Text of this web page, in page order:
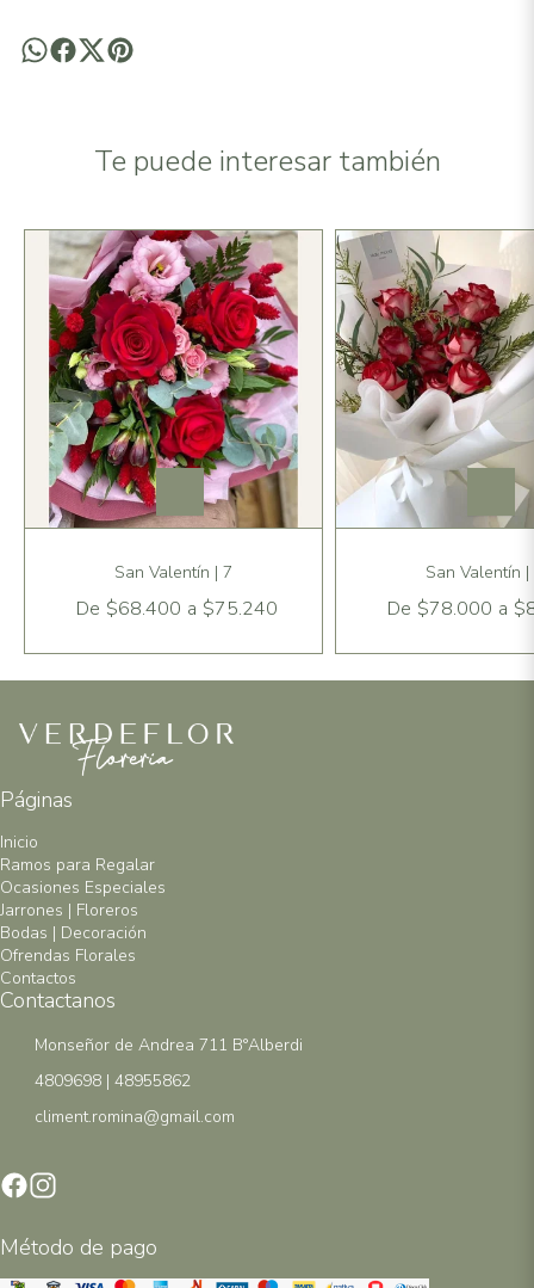
Te puede interesar también
San Valentín | 7
De $68.400 a $75.240
San Valentín |
De $78.000 a
Páginas
Inicio
Ramos para Regalar
Ocasiones Especiales
Jarrones | Floreros
Bodas | Decoración
Ofrendas Florales
Contactos
Contactanos
Monseñor de Andrea 711 B°Alberdi
4809698 | 48955862
climent.romina@gmail.com
Método de pago